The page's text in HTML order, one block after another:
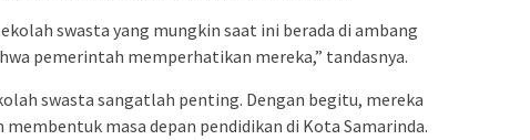
swasta yang mungkin saat ini berada di ambang
pemerintah memperhatikan mereka,” tandasnya.
swasta sangatlah penting. Dengan begitu, mereka
masa depan pendidikan di Kota Samarinda.